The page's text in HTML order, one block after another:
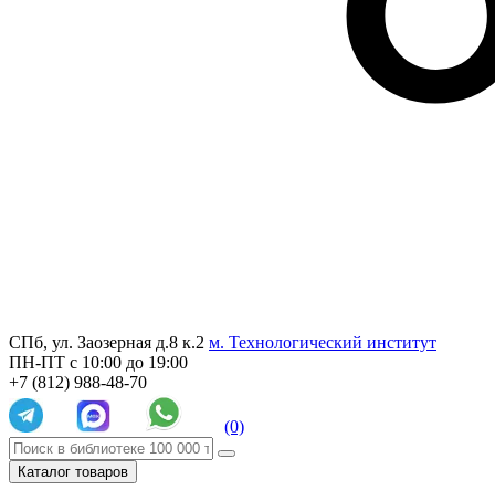
СПб, ул. Заозерная д.8 к.2 м. Технологический институт
ПН-ПТ с 10:00 до 19:00
+7 (812) 988-48-70
(0)
Каталог товаров